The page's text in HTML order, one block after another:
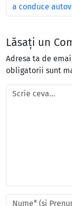
a conduce
Lăsați un
Adresa ta de
obligatorii sunt